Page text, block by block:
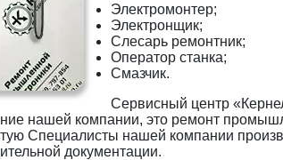
Электромонтер;
Электронщик;
Слесарь ремонтник;
Оператор станка;
Смазчик.
Сервисный центр
нашей компании, это ремонт
Специалисты нашей компании
документации.